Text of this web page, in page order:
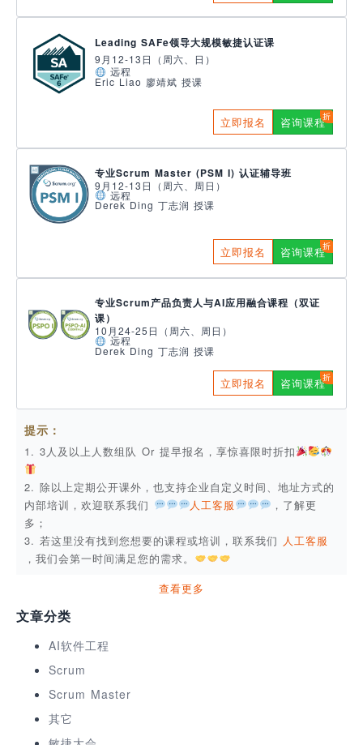
Leading SAFe领导大规模敏捷认证课
9月12-13日（周六、日）
远程
Eric Liao 廖靖斌 授课
立即报名 咨询课程
专业Scrum Master (PSM I) 认证辅导班
9月12-13日（周六、周日）
远程
Derek Ding 丁志润 授课
立即报名 咨询课程
专业Scrum产品负责人与AI应用融合课程（双证
课）
10月24-25日（周六、周日）
远程
Derek Ding 丁志润 授课
立即报名 咨询课程
提示：
1. 3人及以上人数组队 Or 提早报名，享惊喜限时折扣
2. 除以上定期公开课外，也支持企业自定义时间、地址方式的
内部培训，欢迎联系我们
人工客服
，了解更
多；
3. 若这里没有找到您想要的课程或培训，联系我们 人工客服
，我们会第一时间满足您的需求。
查看更多
文章分类
AI软件工程
Scrum
Scrum Master
其它